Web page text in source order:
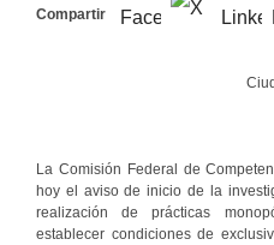
Compartir
La Comisión Federal de
hoy el aviso de inicio de la
realización de prácticas
establecer condiciones de